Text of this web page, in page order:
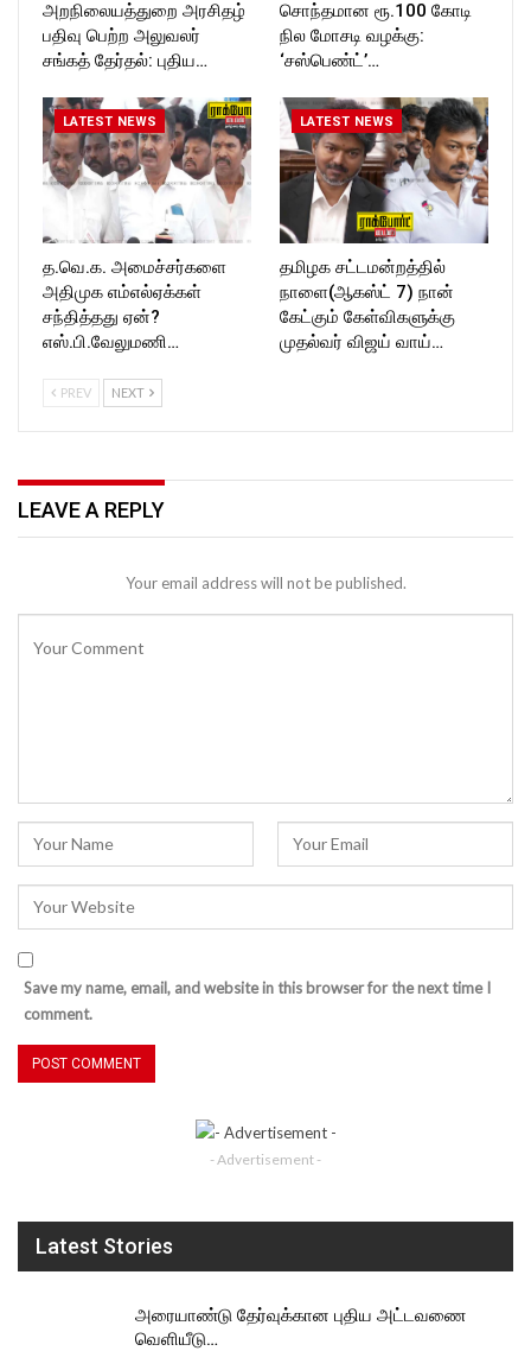
அறநிலையத்துறை அரசிதழ்
பதிவு பெற்ற அலுவலர்
சங்கத் தேர்தல்: புதிய…
சொந்தமான ரூ.100 கோடி
நில மோசடி வழக்கு:
‘சஸ்பெண்ட்’…
LATEST NEWS
த.வெ.க. அமைச்சர்களை
அதிமுக எம்எல்ஏக்கள்
சந்தித்தது ஏன்?
எஸ்.பி.வேலுமணி…
LATEST NEWS
தமிழக சட்டமன்றத்தில்
நாளை(ஆகஸ்ட் 7) நான்
கேட்கும் கேள்விகளுக்கு
முதல்வர் விஜய் வாய்…
PREV NEXT
LEAVE A REPLY
Your email address will not be published.
Save my name, email, and website in this browser for the next time I
comment.
- Advertisement -
Latest Stories
அரையாண்டு தேர்வுக்கான புதிய அட்டவணை
வெளியீடு…